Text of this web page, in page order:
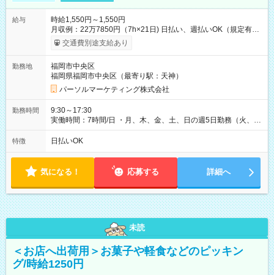
給与
時給1,550円～1,550円
月収例：22万7850円（7h×21日) 日払い、週払いOK（規定有
り） 【試用期間】試用期間なし
交通費別途支給あり
勤務地
福岡市中央区
福岡県福岡市中央区（最寄り駅：天神）
パーソルマーケティング株式会社
勤務時間
9:30～17:30
実働時間：7時間/日 ・月、木、金、土、日の週5日勤務（火、水
は固定休です／GW、お盆、年末年始等、長期休暇有り！） ・
ワンシフト！ ・残業ほぼナシ（0～5h/月）
特徴 日払いOK
気になる！ 応募する 詳細へ
未読
＜お店へ出荷用＞お菓子や軽食などのピッキン
グ/時給1250円